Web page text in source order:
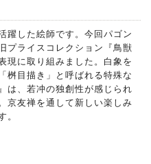
躍した絵師です。今回パゴン
プライスコレクション『鳥獣
現に取り組みました。白象を
桝目描き」と呼ばれる特殊な
は、若冲の独創性が感じられ
京友禅を通して新しい楽しみ
。